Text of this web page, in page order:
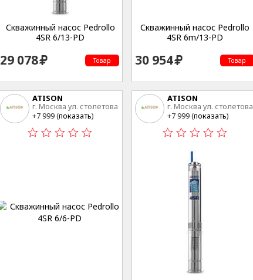
Скважинный насос Pedrollo
4SR 6/13-PD
29 078 Товар
Скважинный насос Pedrollo
4SR 6m/13-PD
30 954 Товар
ATISON
г. Москва ул. столетова
15
+7 999 (показать)
ATISON
г. Москва ул. столетова
15
+7 999 (показать)